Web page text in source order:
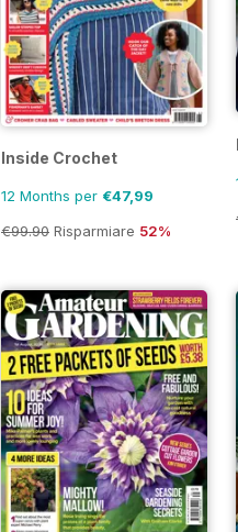
Inside Crochet
12 Months per €47,99
€99.90 Risparmiare 52%